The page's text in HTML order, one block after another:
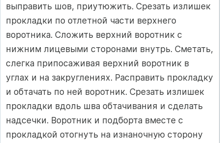
выправить шов, приутюжить. Срезать излишек
прокладки по отлетной части верхнего
воротника. Сложить верхний воротник с
нижним лицевыми сторонами внутрь. Сметать,
слегка припосаживая верхний воротник в
углах и на закруглениях. Расправить прокладку
и обтачать по ней воротник. Срезать излишек
прокладки вдоль шва обтачивания и сделать
надсечки. Воротник и подборта вместе с
прокладкой отогнуть на изнаночную сторону